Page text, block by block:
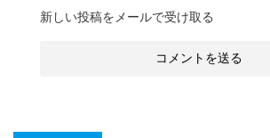
新しい投稿をメールで受け取る